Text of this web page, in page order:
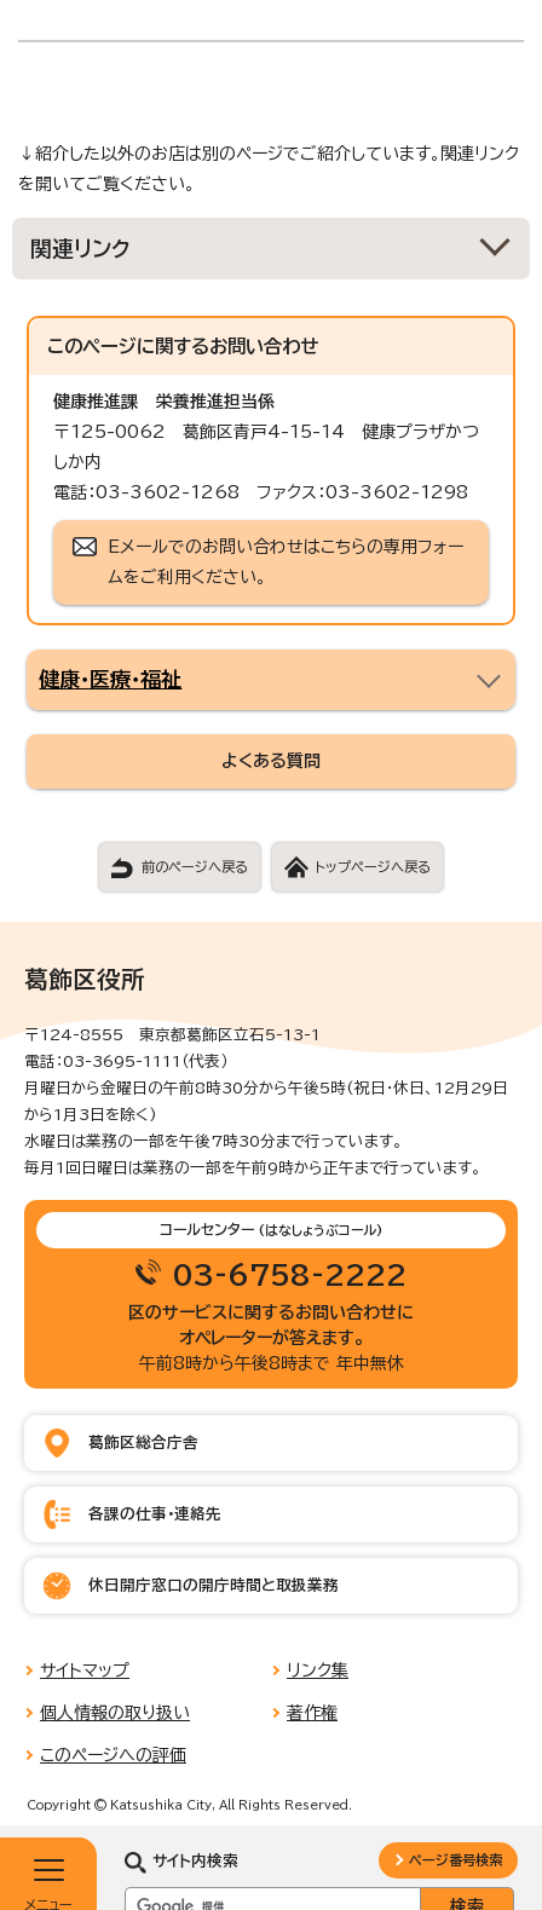
↓紹介した以外のお店は別のページでご紹介しています。関連リンク
を開いてご覧ください。
関連リンク
このページに関するお問い合わせ
健康推進課
栄養推進担当係
〒125-0062 葛飾区青戸4-15-14 健康プラザかつ
しか内
電話：03-3602-1268 ファクス：03-3602-1298
Eメールでのお問い合わせはこちらの専用フォー
ムをご利用ください。
健康・医療・福祉
よくある質問
前のページへ戻る トップページへ戻る
メニュー
サイト内検索 ページ番号検索
葛飾区役所
〒124-8555 東京都葛飾区立石5-13-1
電話：03-3695-1111（代表）
月曜日から金曜日の午前8時30分から午後5時(祝日・休日、12月29日
から1月3日を除く)
水曜日は業務の一部を午後7時30分まで行っています。
毎月1回日曜日は業務の一部を午前9時から正午まで行っています。
コールセンター (はなしょうぶコール)
03-6758-2222
区のサービスに関するお問い合わせに
オペレーターが答えます。
午前8時から午後8時まで 年中無休
葛飾区総合庁舎
各課の仕事・連絡先
休日開庁窓口の開庁時間と取扱業務
サイトマップ リンク集
個人情報の取り扱い 著作権
このページへの評価
Copyright © Katsushika City, All Rights Reserved.